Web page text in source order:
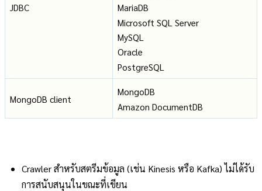
JDBC
MariaDB
Microsoft SQL Server
MySQL
Oracle
PostgreSQL
MongoDB client
MongoDB
Amazon DocumentDB
Crawler สำหรับสตรีมข้อมูล (เช่น Kinesis หรือ Kafka) ไม่ได้รับ
การสนับสนุนในขณะที่เขียน